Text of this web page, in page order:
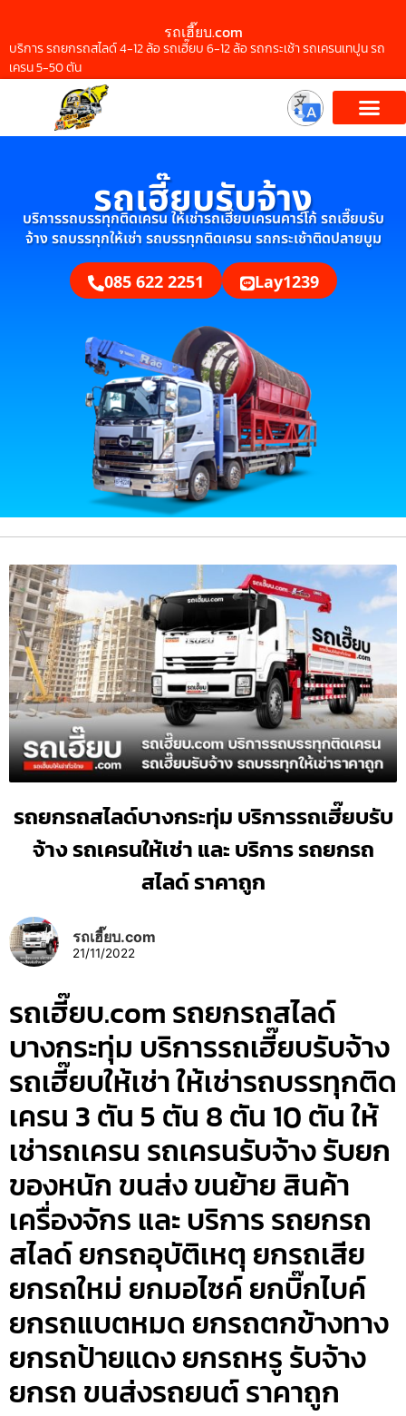
รถเฮี๊ยบ.com
บริการ รถยกรถสไลด์ 4-12 ล้อ รถเฮี๊ยบ 6-12 ล้อ รถกระเช้า รถเครนเทปูน รถ
เครน 5-50 ตัน
รถเฮี๊ยบรับจ้าง
บริการรถบรรทุกติดเครน ให้เช่ารถเฮี๊ยบเครนคาร์โก้ รถเฮี๊ยบรับ
จ้าง รถบรรทุกให้เช่า รถบรรทุกติดเครน รถกระเช้าติดปลายบูม
085 622 2251 Lay1239
รถยกรถสไลด์บางกระทุ่ม บริการรถเฮี๊ยบรับ
จ้าง รถเครนให้เช่า และ บริการ รถยกรถ
สไลด์ ราคาถูก
รถเฮี๊ยบ.com
21/11/2022
รถเฮี๊ยบ.com รถยกรถสไลด์
บางกระทุ่ม บริการรถเฮี๊ยบรับจ้าง
รถเฮี๊ยบให้เช่า ให้เช่ารถบรรทุกติด
เครน 3 ตัน 5 ตัน 8 ตัน 10 ตัน ให้
เช่ารถเครน รถเครนรับจ้าง รับยก
ของหนัก ขนส่ง ขนย้าย สินค้า
เครื่องจักร และ บริการ รถยกรถ
สไลด์ ยกรถอุบัติเหตุ ยกรถเสีย
ยกรถใหม่ ยกมอไซค์ ยกบิ๊กไบค์
ยกรถแบตหมด ยกรถตกข้างทาง
ยกรถป้ายแดง ยกรถหรู รับจ้าง
ยกรถ ขนส่งรถยนต์ ราคาถูก